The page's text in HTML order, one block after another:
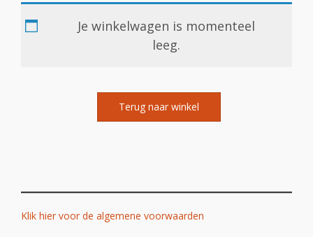
Je winkelwagen is momenteel
leeg.
Terug naar winkel
Klik hier voor de algemene voorwaarden